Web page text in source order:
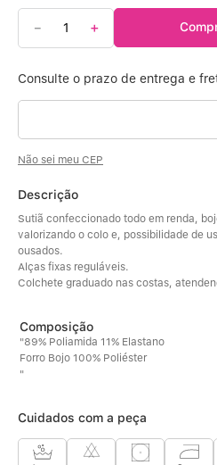
＋
－
Não sei meu CEP
Descrição
Sutiã confeccionado todo em renda,
valorizando o colo e, possibilidade de
ousados.
Alças fixas reguláveis.
Colchete graduado nas costas,
"89% Poliamida 11% Elastano
Forro Bojo 100% Poliéster
"
Cuidados com a peça
9º Algodão Egípcio
Sutiã Sustentação